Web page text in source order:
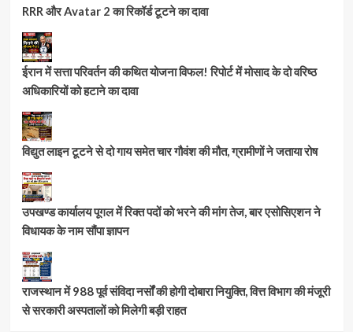
RRR और Avatar 2 का रिकॉर्ड टूटने का दावा
ईरान में सत्ता परिवर्तन की कथित योजना विफल! रिपोर्ट में मोसाद के दो वरिष्ठ
अधिकारियों को हटाने का दावा
विद्युत लाइन टूटने से दो गाय समेत चार गौवंश की मौत, ग्रामीणों ने जताया रोष
उपखण्ड कार्यालय पूगल में रिक्त पदों को भरने की मांग तेज, बार एसोसिएशन ने
विधायक के नाम सौंपा ज्ञापन
राजस्थान में 988 पूर्व संविदा नर्सों की होगी दोबारा नियुक्ति, वित्त विभाग की मंजूरी
से सरकारी अस्पतालों को मिलेगी बड़ी राहत